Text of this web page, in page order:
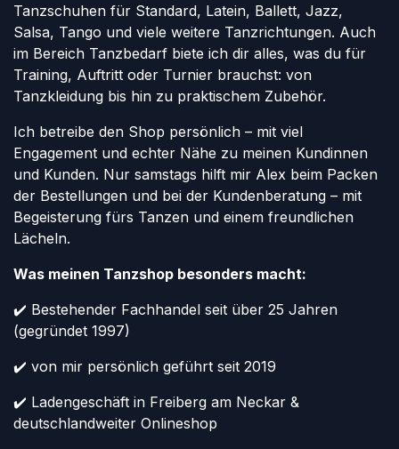
Tanzschuhen für Standard, Latein, Ballett, Jazz,
Salsa, Tango und viele weitere Tanzrichtungen. Auch
im Bereich Tanzbedarf biete ich dir alles, was du für
Training, Auftritt oder Turnier brauchst: von
Tanzkleidung bis hin zu praktischem Zubehör.
Ich betreibe den Shop persönlich – mit viel
Engagement und echter Nähe zu meinen Kundinnen
und Kunden. Nur samstags hilft mir Alex beim Packen
der Bestellungen und bei der Kundenberatung – mit
Begeisterung fürs Tanzen und einem freundlichen
Lächeln.
Was meinen Tanzshop besonders macht:
✔️ Bestehender Fachhandel seit über 25 Jahren
(gegründet 1997)
✔️ von mir persönlich geführt seit 2019
✔️ Ladengeschäft in Freiberg am Neckar &
deutschlandweiter Onlineshop